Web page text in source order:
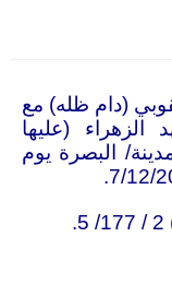
(دام ظله) مع
(عليها
البصرة يوم
.
.